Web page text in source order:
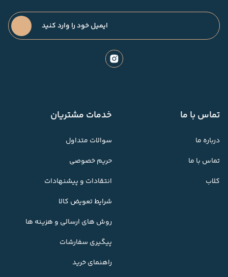
تماس با ما
درباره ما
تماس با ما
کلاب
خدمات مشتریان
سوالات متداول
حریم خصوصی
انتقادات و پیشنهادات
شرایط تعویض کالا
روش های ارسالی و هزینه ها
پیگیری سفارشات
راهنمای خرید